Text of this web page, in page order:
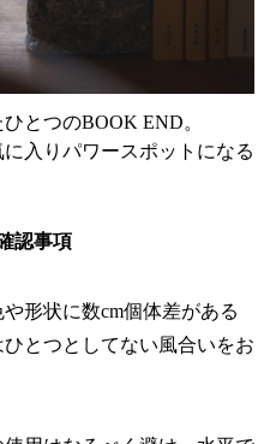
とつのBOOK END。
入りパワースポットになる
認事項
形状に数cm個体差がある
とつとしてない風合いをお